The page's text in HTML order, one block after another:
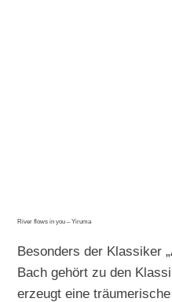
River flows in you – Yiruma
Besonders der Klassiker
Bach gehört zu den
erzeugt eine